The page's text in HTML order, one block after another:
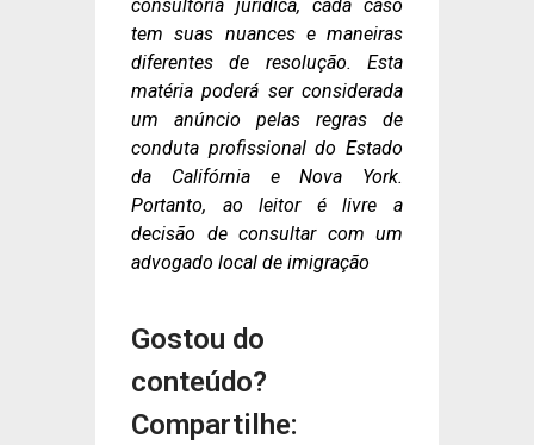
consultoria jurídica, cada caso
tem suas nuances e maneiras
diferentes de resolução. Esta
matéria poderá ser considerada
um anúncio pelas regras de
conduta profissional do Estado
da Califórnia e Nova York.
Portanto, ao leitor é livre a
decisão de consultar com um
advogado local de imigração
Gostou do
conteúdo?
Compartilhe: